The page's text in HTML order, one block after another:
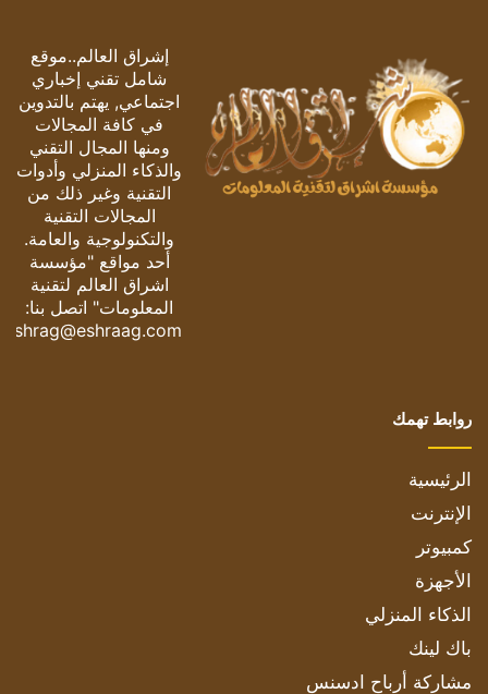
إشراق العالم..موقع
شامل تقني إخباري
اجتماعي, يهتم بالتدوين
في كافة المجالات
ومنها المجال التقني
والذكاء المنزلي وأدوات
التقنية وغير ذلك من
المجالات التقنية
والتكنولوجية والعامة.
أحد مواقع "مؤسسة
اشراق العالم لتقنية
المعلومات" اتصل بنا:
eshrag@eshraag.com
روابط تهمك
الرئيسية
الإنترنت
كمبيوتر
الأجهزة
الذكاء المنزلي
باك لينك
مشاركة أرباح ادسنس